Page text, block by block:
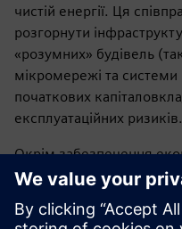
чистій енергії. Ця
розгорнути
«розумних» будівель
мікромережі та системи
початкових
експлуатаційних ризиків.
Окрім забезпечення
акумуляторна батарея
Спеціально розроблена